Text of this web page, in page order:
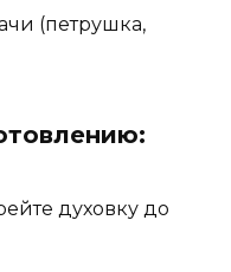
(петрушка,
духовку до